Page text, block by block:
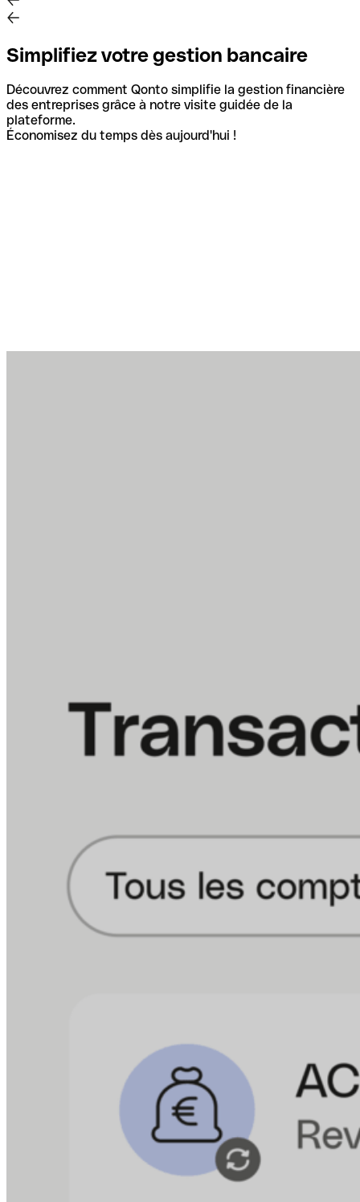
Simplifiez votre gestion bancaire
Découvrez comment Qonto simplifie la gestion financière
des entreprises grâce à notre visite guidée de la
plateforme.
Économisez du temps dès aujourd'hui !